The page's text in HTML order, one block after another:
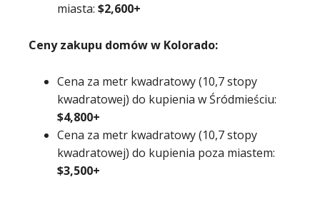
miasta: $2,600+
Ceny zakupu domów w Kolorado:
Cena za metr kwadratowy (10,7 stopy
kwadratowej) do kupienia w Śródmieściu:
$4,800+
Cena za metr kwadratowy (10,7 stopy
kwadratowej) do kupienia poza miastem:
$3,500+